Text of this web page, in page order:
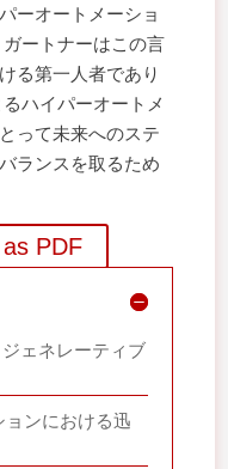
ーオートメーショ
ートナーはこの言
る第一人者であり
ハイパーオートメ
って未来へのステ
ランスを取るため
PDF
ェネレーティブ
ンにおける迅